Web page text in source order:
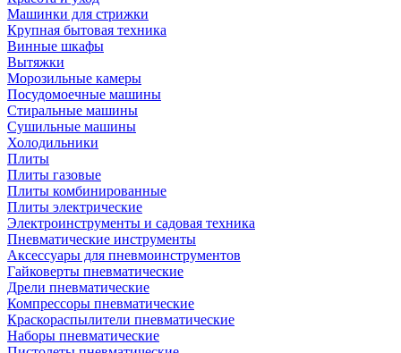
Машинки для стрижки
Крупная бытовая техника
Винные шкафы
Вытяжки
Морозильные камеры
Посудомоечные машины
Стиральные машины
Сушильные машины
Холодильники
Плиты
Плиты газовые
Плиты комбинированные
Плиты электрические
Электроинструменты и садовая техника
Пневматические инструменты
Аксессуары для пневмоинструментов
Гайковерты пневматические
Дрели пневматические
Компрессоры пневматические
Краскораспылители пневматические
Наборы пневматические